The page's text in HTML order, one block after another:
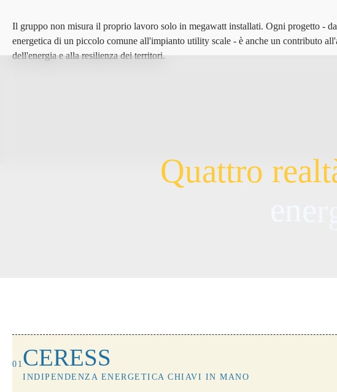
Il gruppo non misura il proprio lavoro solo in megawatt installati. Ogni progetto -
energetica di un piccolo comune all'impianto utility scale - è anche un contributo
dell'energia e alla resilienza dei territori.
Quattro realt
01 CERESS
INDIPENDENZA ENERGETICA CHIAVI IN MANO